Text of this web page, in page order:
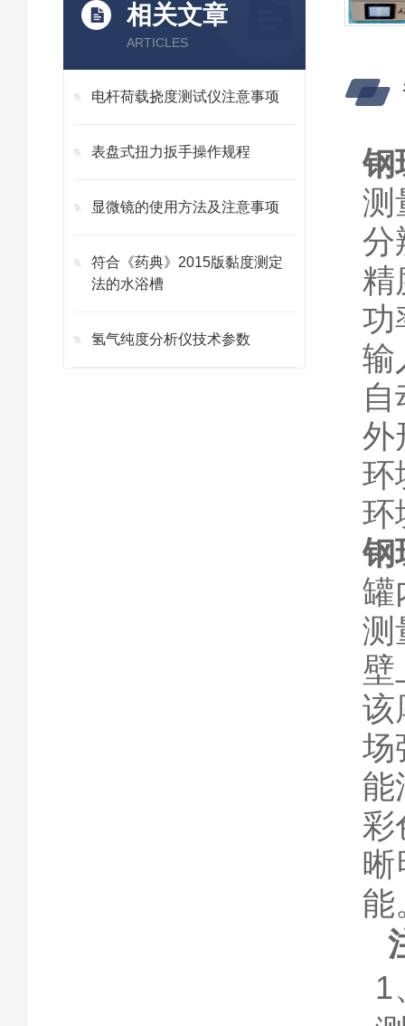
相关文章
ARTICLES
电杆荷载挠度测试仪注意事项
表盘式扭力扳手操作规程
显微镜的使用方法及注意事项
符合《药典》2015版黏度测定
法的水浴槽
氢气纯度分析仪技术参数
钢
测
分
精
功
输
外
环
环
钢
罐
测
壁
该
场
能
彩
能
1